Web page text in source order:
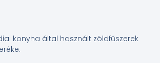
konyha által használt zöldfűszerek